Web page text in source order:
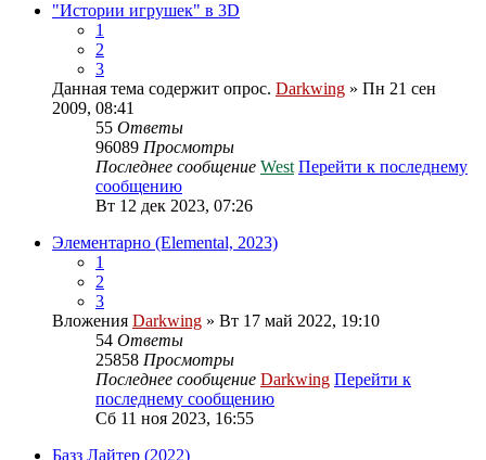
"Истории игрушек" в 3D
1
2
3
Данная тема содержит опрос. Darkwing » Пн 21 сен
2009, 08:41
55 Ответы
96089 Просмотры
Последнее сообщение West Перейти к последнему
сообщению
Вт 12 дек 2023, 07:26
Элементарно (Elemental, 2023)
1
2
3
Вложения Darkwing » Вт 17 май 2022, 19:10
54 Ответы
25858 Просмотры
Последнее сообщение Darkwing Перейти к
последнему сообщению
Сб 11 ноя 2023, 16:55
Базз Лайтер (2022)